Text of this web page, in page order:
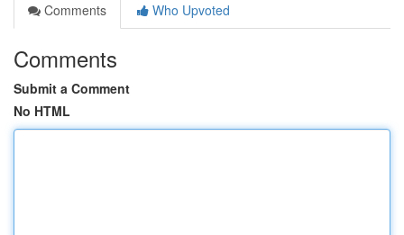
Comments
Who Upvoted
Comments
Submit a Comment
No HTML